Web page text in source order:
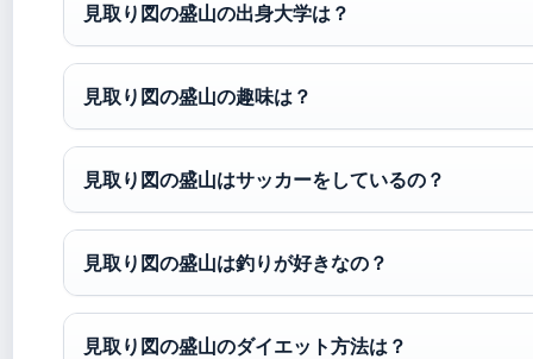
見取り図の盛山の出身大学は？
見取り図の盛山の趣味は？
見取り図の盛山はサッカーをしているの？
見取り図の盛山は釣りが好きなの？
見取り図の盛山のダイエット方法は？